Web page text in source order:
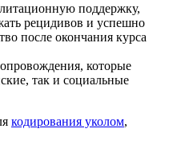
поддержку,
рецидивов и успешно
после окончания курса
которые
так и социальные
кодирования уколом,